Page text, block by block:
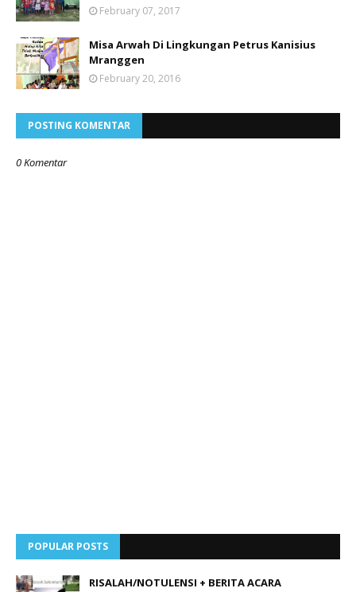
February 07, 2017
Misa Arwah Di Lingkungan Petrus Kanisius
Mranggen
February 20, 2016
POSTING KOMENTAR
0 Komentar
POPULAR POSTS
RISALAH/NOTULENSI + BERITA ACARA